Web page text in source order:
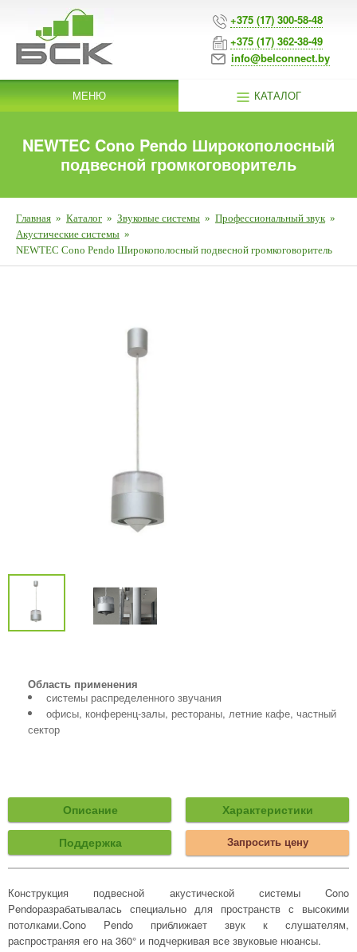
+375 (17) 300-58-48
+375 (17) 362-38-49
info@belconnect.by
МЕНЮ КАТАЛОГ
NEWTEC Cono Pendo Широкополосный
подвесной громкоговоритель
Главная » Каталог » Звуковые системы » Профессиональный звук »
Акустические системы »
NEWTEC Cono Pendo Широкополосный подвесной громкоговоритель
Область применения
системы распределенного звучания
офисы, конференц-залы, рестораны, летние кафе, частный
сектор
Описание Характеристики
Поддержка Запросить цену
Конструкция подвесной акустической системы Cono
Pendoразрабатывалась специально для пространств с высокими
потолками.Cono Pendo приближает звук к слушателям,
распространяя его на 360° и подчеркивая все звуковые нюансы.